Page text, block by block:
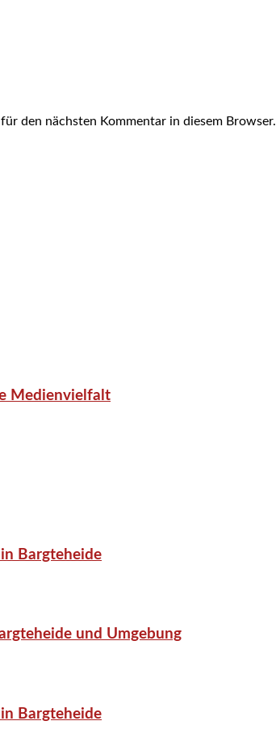
den nächsten Kommentar in diesem Browser.
Medienvielfalt
Bargteheide
und Umgebung
Bargteheide